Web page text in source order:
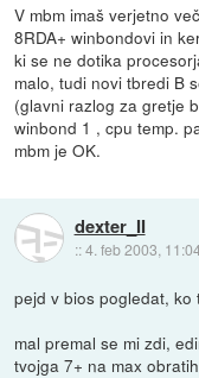
V mbm imaš verjetno
8RDA+ winbondovi in
ki se ne dotika
malo, tudi novi tbredi B
(glavni razlog za gretje
winbond 1 , cpu temp.
mbm je OK.
dexter_II
::4. feb 2003,
pejd v bios pogledat,
mal premal se mi zdi,
tvojga 7+ na max obratih